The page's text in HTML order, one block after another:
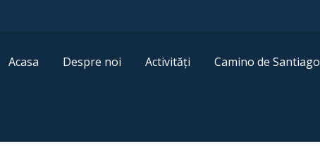
Acasa Despre noi Activități Camino de Santiago